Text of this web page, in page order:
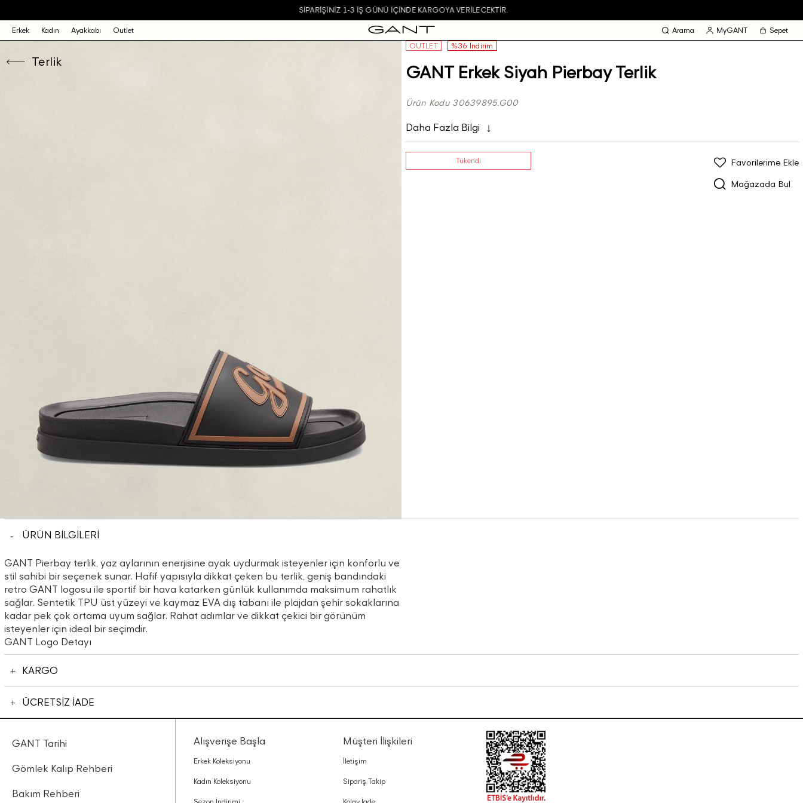
SIPARIŞINIZ 1-3 IŞ GÜNÜ IÇINDE KARGOYA VERILECEKTIR.
Erkek Kadın Ayakkabı Outlet Arama MyGANT Sepet
Terlik
OUTLET %36 İndirim
GANT Erkek Siyah Pierbay Terlik
Ürün Kodu 30639895.G00
Daha Fazla Bilgi
Tükendi
Mağazada Bul
Favorilerime Ekle
ÜRÜN BİLGİLERİ
GANT Pierbay terlik, yaz aylarının enerjisine ayak uydurmak isteyenler için konforlu ve
stil sahibi bir seçenek sunar. Hafif yapısıyla dikkat çeken bu terlik, geniş bandındaki
retro GANT logosu ile sportif bir hava katarken günlük kullanımda maksimum rahatlık
sağlar. Sentetik TPU üst yüzeyi ve kaymaz EVA dış tabanı ile plajdan şehir sokaklarına
kadar pek çok ortama uyum sağlar. Rahat adımlar ve dikkat çekici bir görünüm
isteyenler için ideal bir seçimdir.
GANT Logo Detayı
KARGO
ÜCRETSİZ İADE
GANT Tarihi
Gömlek Kalıp Rehberi
Bakım Rehberi
Alışverişe Başla
Erkek Koleksiyonu
Kadın Koleksiyonu
Müşteri İlişkileri
İletişim
Sipariş Takip